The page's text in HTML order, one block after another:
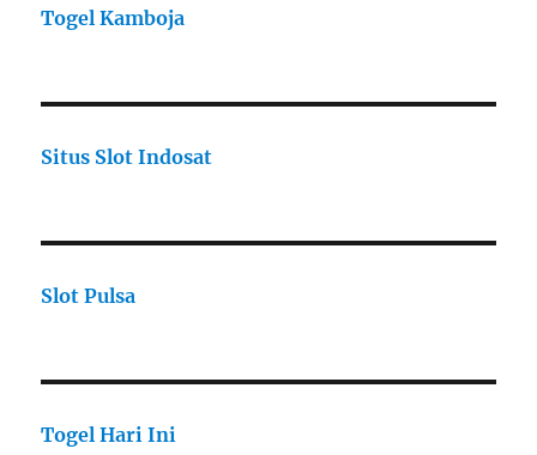
Togel Kamboja
Situs Slot Indosat
Slot Pulsa
Togel Hari Ini